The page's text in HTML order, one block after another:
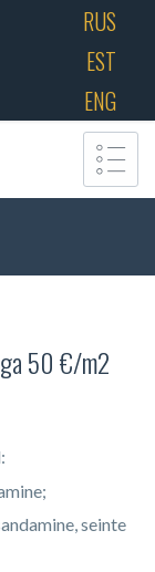
RUS
EST
ENG
50 €/m2
seinte